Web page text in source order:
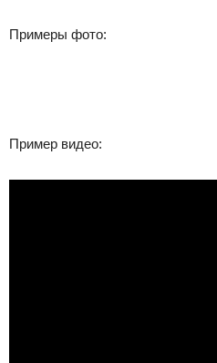
Примеры фото:
Пример видео: